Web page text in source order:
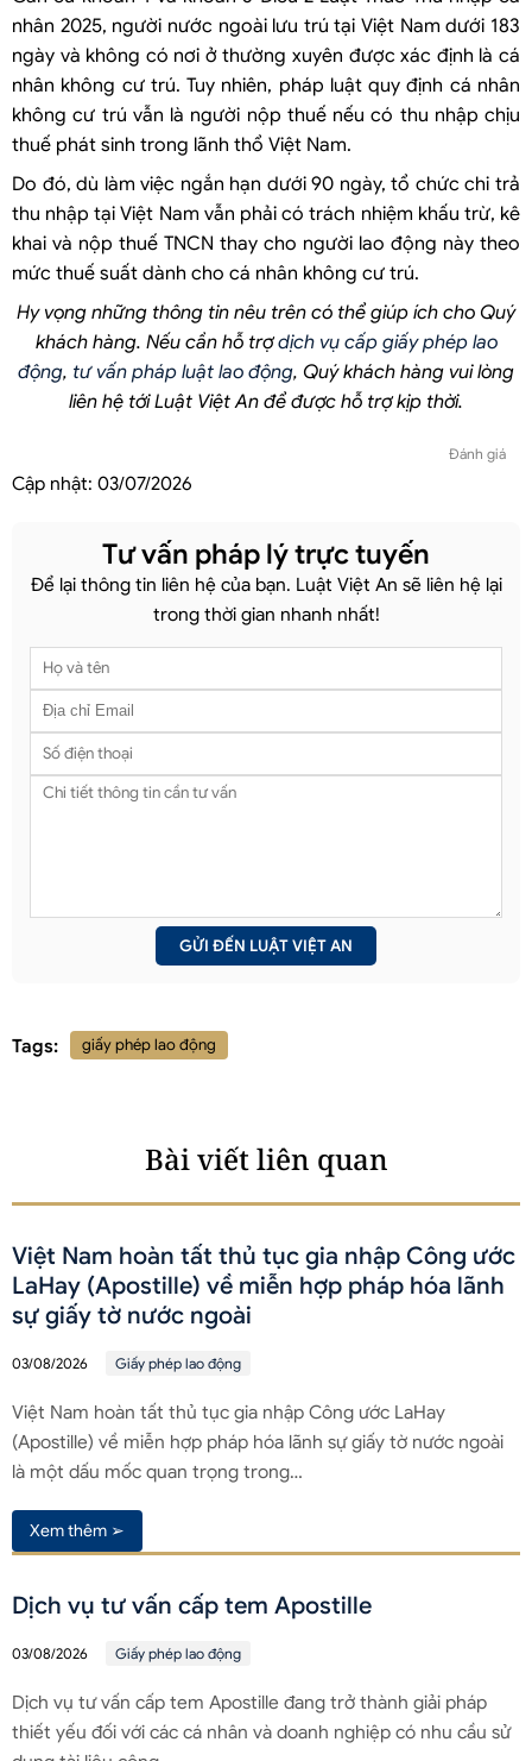
nhân 2025, người nước ngoài lưu trú tại Việt Nam dưới 183
ngày và không có nơi ở thường xuyên được xác định là cá
nhân không cư trú. Tuy nhiên, pháp luật quy định cá nhân
không cư trú vẫn là người nộp thuế nếu có thu nhập chịu
thuế phát sinh trong lãnh thổ Việt Nam.
Do đó, dù làm việc ngắn hạn dưới 90 ngày, tổ chức chi trả
thu nhập tại Việt Nam vẫn phải có trách nhiệm khấu trừ, kê
khai và nộp thuế TNCN thay cho người lao động này theo
mức thuế suất dành cho cá nhân không cư trú.
Hy vọng những thông tin nêu trên có thể giúp ích cho Quý
khách hàng. Nếu cần hỗ trợdịch vụ cấp giấy phép lao
động, tư vấn pháp luật lao động, Quý khách hàng vui lòng
liên hệ tới Luật Việt An để được hỗ trợ kịp thời.
Đánh giá
Cập nhật: 03/07/2026
Tư vấn pháp lý trực tuyến
Để lại thông tin liên hệ của bạn. Luật Việt An sẽ liên hệ lại
trong thời gian nhanh nhất!
Tags: giấy phép lao động
Bài viết liên quan
Việt Nam hoàn tất thủ tục gia nhập Công ước
LaHay (Apostille) về miễn hợp pháp hóa lãnh
sự giấy tờ nước ngoài
03/08/2026 Giấy phép lao động
Việt Nam hoàn tất thủ tục gia nhập Công ước LaHay
(Apostille) về miễn hợp pháp hóa lãnh sự giấy tờ nước ngoài
là một dấu mốc quan trọng trong…
Xem thêm ➢
Dịch vụ tư vấn cấp tem Apostille
03/08/2026 Giấy phép lao động
Dịch vụ tư vấn cấp tem Apostille đang trở thành giải pháp
thiết yếu đối với các cá nhân và doanh nghiệp có nhu cầu sử